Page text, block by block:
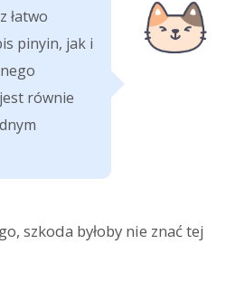
łatwo
pinyin, jak i
równie
szkoda byłoby nie znać tej